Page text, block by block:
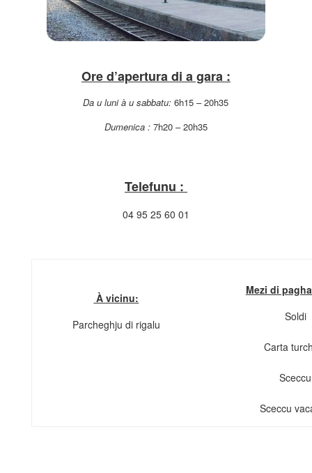
Ore d’apertura di a gara :
Da u luni à u sabbatu: 6h15 – 20h35
Dumenica :7h20 – 20h35
Telefunu :
04 95 25 60 01
À vicinu:
Parcheghju di rigalu
Mezi di
Soldi
Carta
Sceccu
Sceccu